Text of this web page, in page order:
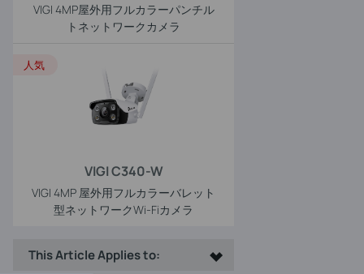
VIGI 4MP屋外用フルカラーパンチル
トネットワークカメラ
VIGI C340-W
VIGI 4MP 屋外用フルカラーバレット
型ネットワークWi-Fiカメラ
人気
This Article Applies to: